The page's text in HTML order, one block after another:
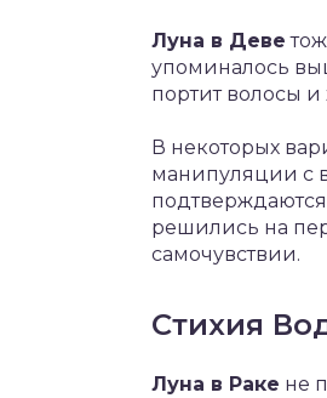
Луна в Деве
упоминалось
портит волосы
В некоторых
манипуляции с
решились на
самочувствии.
Стихия
Луна в Раке не